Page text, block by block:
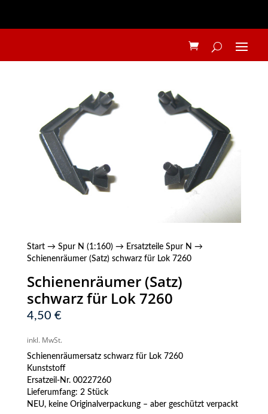
Start→ Spur N (1:160)→ Ersatzteile Spur N →
Schienenräumer (Satz) schwarz für Lok 7260
Schienenräumer (Satz)
schwarz für Lok 7260
4,50 €
inkl. MwSt.
Schienenräumersatz schwarz für Lok 7260
Kunststoff
Ersatzeil-Nr. 00227260
Lieferumfang: 2 Stück
NEU, keine Originalverpackung – aber geschützt verpackt